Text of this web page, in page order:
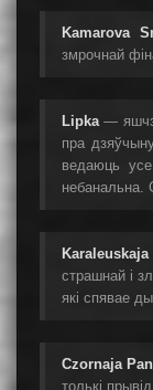
Kamarova
змрочнай
Lipka— яшчэ
пра
ведаюць
небанальна.
Karaleuskaja
страшнай і
які спявае
Czornaja
толькі